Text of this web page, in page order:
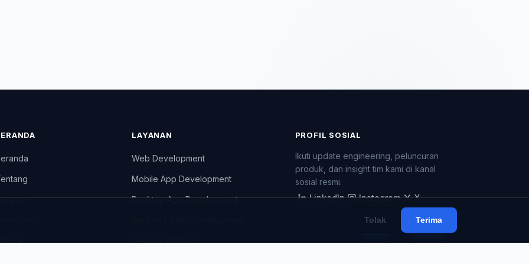
LAYANAN
Web Development
Mobile App Development
Desktop App Development
DevOps & Cloud
PROFIL SOSIAL
Ikuti update engineering, peluncuran
produk, dan insight tim kami di kanal
sosial resmi.
LinkedIn
Instagram X
Tolak Terima